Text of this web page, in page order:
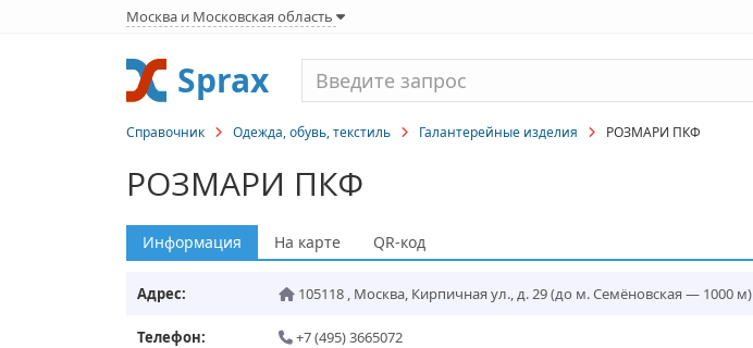
Москва и Московская область
Sprax
Справочник Одежда, обувь, текстиль Галантерейные изделия РОЗМАРИ ПКФ
РОЗМАРИ ПКФ
Информация На карте QR-код
Адрес: 105118, Москва, Кирпичная ул., д. 29(до м. Семёновская — 1000 м)
Телефон:
+7 (495) 3665072